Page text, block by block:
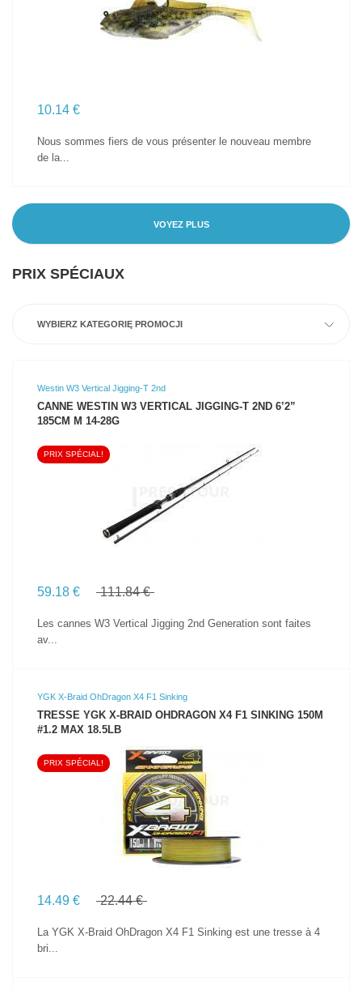
10.14 €
Nous sommes fiers de vous présenter le nouveau membre
de la...
VOYEZ PLUS
PRIX SPÉCIAUX
WYBIERZ KATEGORIĘ PROMOCJI
Westin W3 Vertical Jigging-T 2nd
CANNE WESTIN W3 VERTICAL JIGGING-T 2ND 6’2”
185CM M 14-28G
VOIR LE PRODUIT
PRIX SPÉCIAL!
59.18 € 111.84 €
Les cannes W3 Vertical Jigging 2nd Generation sont faites
av...
YGK X-Braid OhDragon X4 F1 Sinking
TRESSE YGK X-BRAID OHDRAGON X4 F1 SINKING 150M
#1.2 MAX 18.5LB
VOIR LE PRODUIT
PRIX SPÉCIAL!
14.49 € 22.44 €
La YGK X-Braid OhDragon X4 F1 Sinking est une tresse à 4
bri...